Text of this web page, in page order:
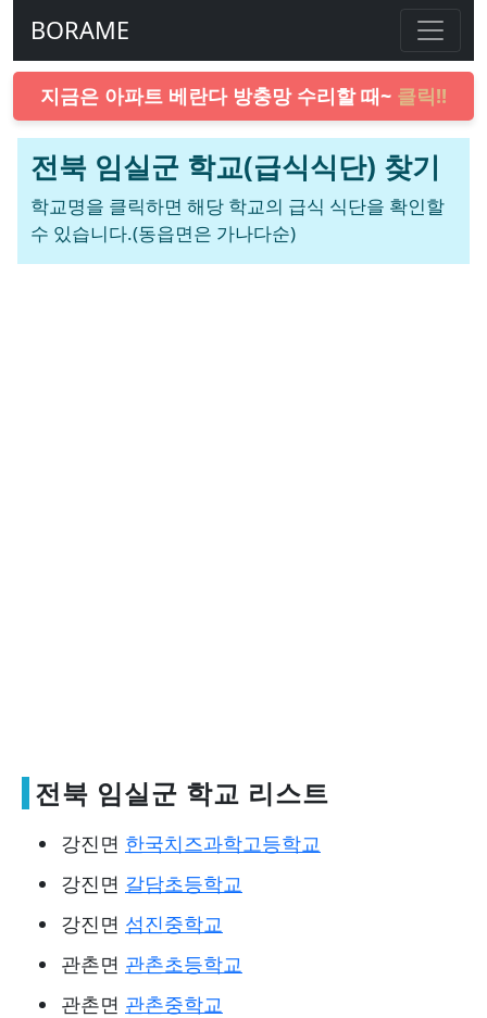
BORAME
지금은 아파트 베란다 방충망 수리할 때~ 클릭!!
전북 임실군 학교(급식식단) 찾기
학교명을 클릭하면 해당 학교의 급식 식단을 확인할
수 있습니다.(동읍면은 가나다순)
전북 임실군 학교 리스트
강진면 한국치즈과학고등학교
강진면 갈담초등학교
강진면 섬진중학교
관촌면 관촌초등학교
관촌면 관촌중학교